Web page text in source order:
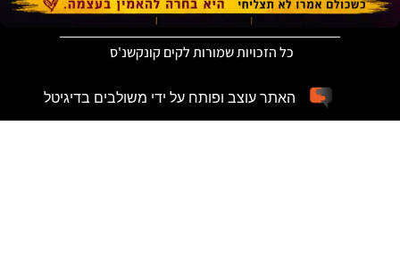
כל הזכויות שמורות לקים קונקשנ'ס
האתר עוצב ופותח על ידי משולבים בדיגיטל